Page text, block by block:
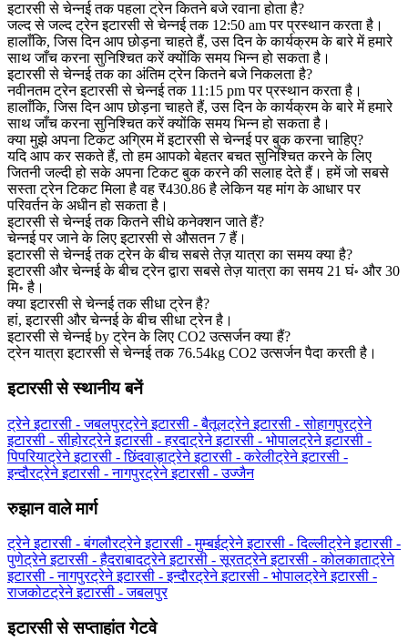
इटारसी से चेन्नई तक पहला ट्रेन कितने बजे रवाना होता है?
जल्द से जल्द ट्रेन इटारसी से चेन्नई तक 12:50 am पर प्रस्थान करता है।
हालाँकि, जिस दिन आप छोड़ना चाहते हैं, उस दिन के कार्यक्रम के बारे में हमारे
साथ जाँच करना सुनिश्चित करें क्योंकि समय भिन्न हो सकता है।
इटारसी से चेन्नई तक का अंतिम ट्रेन कितने बजे निकलता है?
नवीनतम ट्रेन इटारसी से चेन्नई तक 11:15 pm पर प्रस्थान करता है।
हालाँकि, जिस दिन आप छोड़ना चाहते हैं, उस दिन के कार्यक्रम के बारे में हमारे
साथ जाँच करना सुनिश्चित करें क्योंकि समय भिन्न हो सकता है।
क्या मुझे अपना टिकट अग्रिम में इटारसी से चेन्नई पर बुक करना चाहिए?
यदि आप कर सकते हैं, तो हम आपको बेहतर बचत सुनिश्चित करने के लिए
जितनी जल्दी हो सके अपना टिकट बुक करने की सलाह देते हैं। हमें जो सबसे
सस्ता ट्रेन टिकट मिला है वह ₹430.86 है लेकिन यह मांग के आधार पर
परिवर्तन के अधीन हो सकता है।
इटारसी से चेन्नई तक कितने सीधे कनेक्शन जाते हैं?
चेन्नई पर जाने के लिए इटारसी से औसतन 7 हैं।
इटारसी से चेन्नई तक ट्रेन के बीच सबसे तेज़ यात्रा का समय क्या है?
इटारसी और चेन्नई के बीच ट्रेन द्वारा सबसे तेज़ यात्रा का समय 21 घं॰ और 30
मि॰ है।
क्या इटारसी से चेन्नई तक सीधा ट्रेन है?
हां, इटारसी और चेन्नई के बीच सीधा ट्रेन है।
इटारसी से चेन्नई by ट्रेन के लिए CO2 उत्सर्जन क्या हैं?
ट्रेन यात्रा इटारसी से चेन्नई तक 76.54kg CO2 उत्सर्जन पैदा करती है।
इटारसी से स्थानीय बनें
ट्रेने इटारसी - जबलपुरट्रेने इटारसी - बैतूलट्रेने इटारसी - सोहागपुरट्रेने
इटारसी - सीहोरट्रेने इटारसी - हरदाट्रेने इटारसी - भोपालट्रेने इटारसी -
पिपरियाट्रेने इटारसी - छिंदवाड़ाट्रेने इटारसी - करेलीट्रेने इटारसी -
इन्दौरट्रेने इटारसी - नागपुरट्रेने इटारसी - उज्जैन
रुझान वाले मार्ग
ट्रेने इटारसी - बंगलौरट्रेने इटारसी - मुम्बईट्रेने इटारसी - दिल्लीट्रेने इटारसी -
पुणेट्रेने इटारसी - हैदराबादट्रेने इटारसी - सूरतट्रेने इटारसी - कोलकाताट्रेने
इटारसी - नागपुरट्रेने इटारसी - इन्दौरट्रेने इटारसी - भोपालट्रेने इटारसी -
राजकोटट्रेने इटारसी - जबलपुर
इटारसी से सप्ताहांत गेटवे